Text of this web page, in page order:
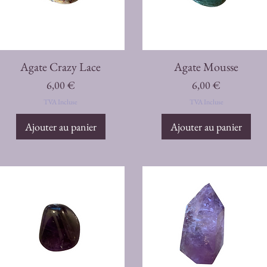
Aperçu rapide
Agate Crazy Lace
Prix
6,00 €
TVA Incluse
Ajouter au panier
Aperçu rapide
Agate Mousse
Prix
6,00 €
TVA Incluse
Ajouter au panier